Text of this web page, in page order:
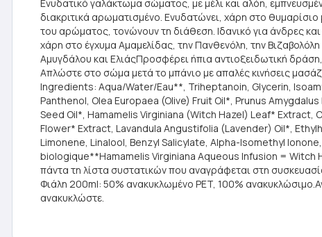
Ενυδατικό γαλάκτωμα σώματος, με μέλι και αλόη,
διακριτικά αρωματισμένο. Ενυδατώνει, χάρη στο
του αρώματος, τονώνουν τη διάθεση. Ιδανικό για άνδρες
χάρη στο έγχυμα Αμαμελίδας, την Πανθενόλη, την
Αμυγδάλου και ΕλιάςΠροσφέρει ήπια αντιοξειδωτική
Απλώστε στο σώμα μετά το μπάνιο με απαλές κινήσεις
Ingredients: Aqua/Water/Eau**, Triheptanoin, Glycerin,
Panthenol, Olea Europaea (Olive) Fruit Oil*, Prunus
Seed Oil*, Hamamelis Virginiana (Witch Hazel) Leaf*
Flower* Extract, Lavandula Angustifolia (Lavender) Oil*,
Limonene, Linalool, Benzyl Salicylate, Alpha-Isomethyl
biologique**Hamamelis Virginiana Aqueous Infusion = Witch
πάντα τη λίστα συστατικών που αναγράφεται στη
Φιάλη 200ml: 50% ανακυκλωμένο PET, 100%
ανακυκλώστε.